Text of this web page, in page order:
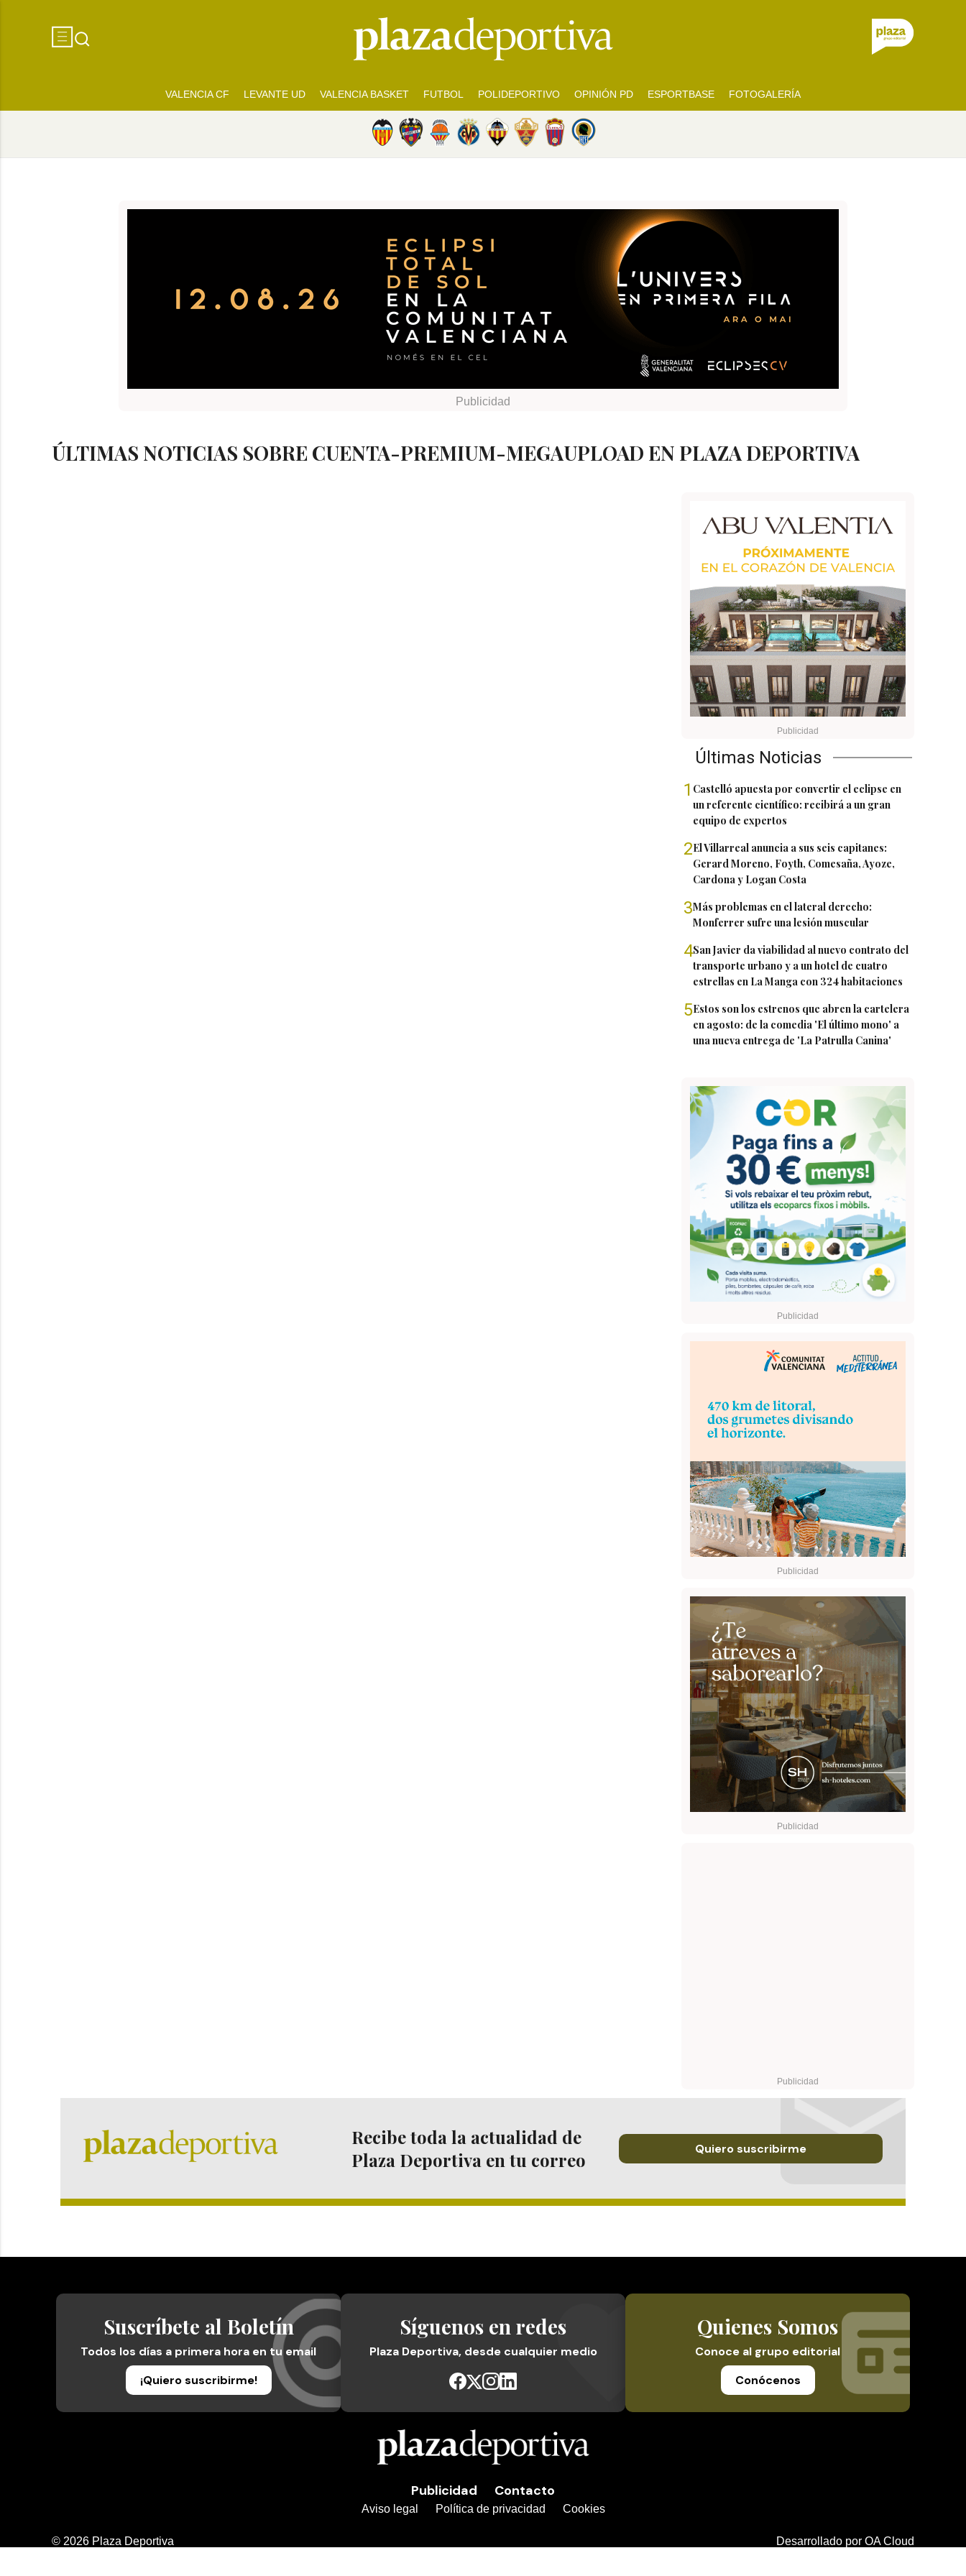
VALENCIA CF LEVANTE UD VALENCIA BASKET FUTBOL POLIDEPORTIVO OPINIÓN PD ESPORTBASE FOTOGALERÍA
ÚLTIMAS NOTICIAS SOBRE CUENTA-PREMIUM-MEGAUPLOAD EN PLAZA DEPORTIVA
Últimas Noticias
1 Castelló apuesta por convertir el eclipse en
un referente científico: recibirá a un gran
equipo de expertos
2El Villarreal anuncia a sus seis capitanes:
Gerard Moreno, Foyth, Comesaña, Ayoze,
Cardona y Logan Costa
3Más problemas en el lateral derecho:
Monferrer sufre una lesión muscular
4San Javier da viabilidad al nuevo contrato del
transporte urbano y a un hotel de cuatro
estrellas en La Manga con 324 habitaciones
5Estos son los estrenos que abren la cartelera
en agosto: de la comedia 'El último mono' a
una nueva entrega de 'La Patrulla Canina'
Recibe toda la actualidad de
Plaza Deportiva en tu correo
Quiero suscribirme
Suscríbete al Boletín
Todos los días a primera hora en tu email
¡Quiero suscribirme!
Síguenos en redes
Plaza Deportiva, desde cualquier medio
Quienes Somos
Conoce al grupo editorial
Conócenos
Publicidad Contacto
Aviso legal Política de privacidad Cookies
© 2026 Plaza Deportiva Desarrollado por OA Cloud